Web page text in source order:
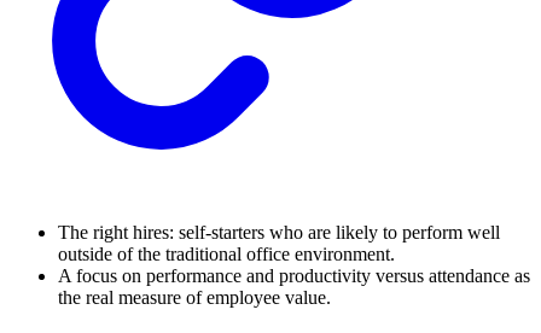
The right hires: self-starters who are likely to perform well
outside of the traditional office environment.
A focus on performance and productivity versus attendance as
the real measure of employee value.